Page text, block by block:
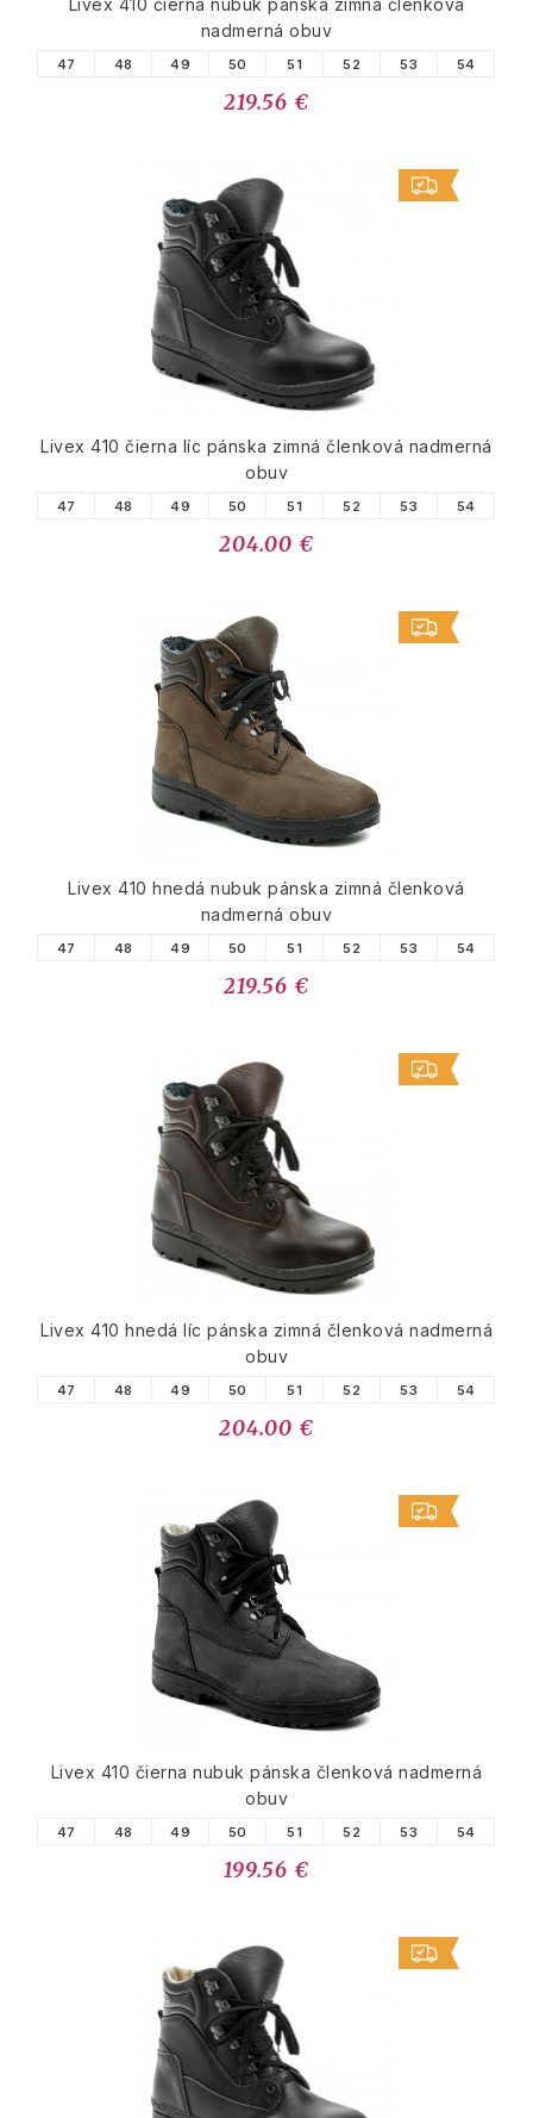
Livex 410 čierna nubuk pánska zimná členková
nadmerná obuv
47 48 49 50 51 52 53 54
219.56 €
Livex 410 čierna líc pánska zimná členková nadmerná
obuv
47 48 49 50 51 52 53 54
204.00 €
Livex 410 hnedá nubuk pánska zimná členková
nadmerná obuv
47 48 49 50 51 52 53 54
219.56 €
Livex 410 hnedá líc pánska zimná členková nadmerná
obuv
47 48 49 50 51 52 53 54
204.00 €
Livex 410 čierna nubuk pánska členková nadmerná
obuv
47 48 49 50 51 52 53 54
199.56 €